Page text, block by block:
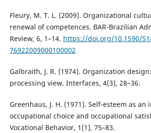
Fleury, M. T. L. (2009). Organizational
renewal of competences. BAR-Brazilian
Review, 6, 1–14. https://doi.org/10.1590/
76922009000100002
Galbraith, J. R. (1974). Organization
processing view. Interfaces, 4(3), 28–36.
Greenhaus, J. H. (1971). Self-esteem as an
occupational choice and occupational
Vocational Behavior, 1(1), 75–83.